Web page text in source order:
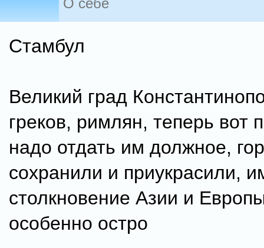
О себе
Стамбул
Великий град
греков, римлян, теперь вот
надо отдать им должное,
сохранили и приукрасили,
столкновение Азии и
особенно остро